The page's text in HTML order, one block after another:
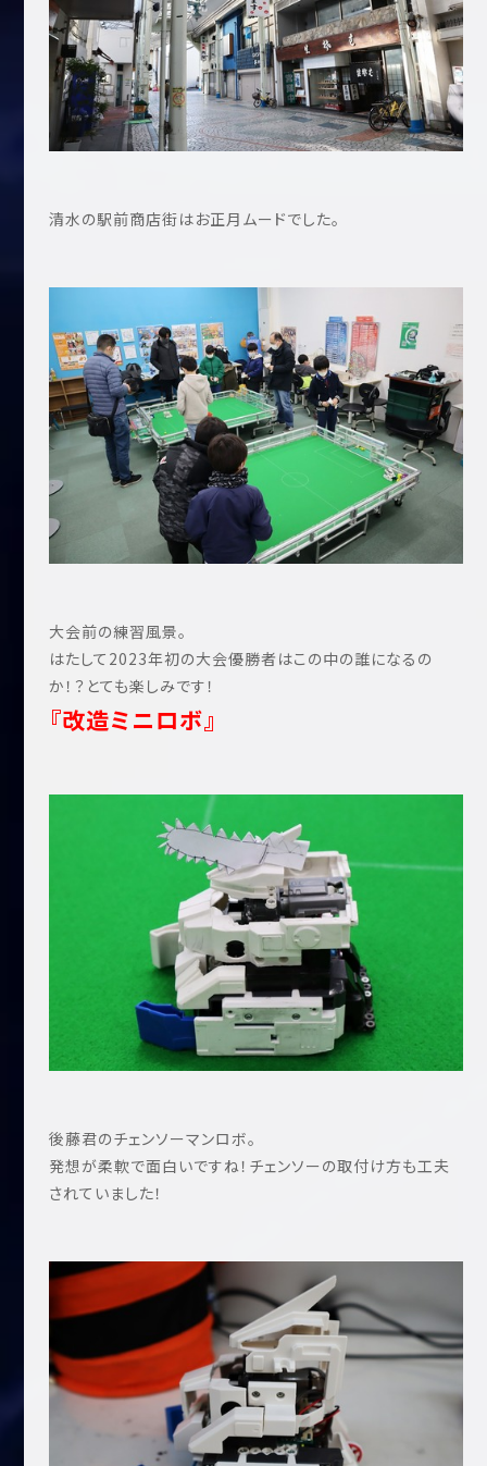
清水の駅前商店街はお正月ムードでした。
大会前の練習風景。
はたして2023年初の大会優勝者はこの中の誰になるの
か！？とても楽しみです！
『改造ミニロボ』
後藤君のチェンソーマンロボ。
発想が柔軟で面白いですね！チェンソーの取付け方も工夫
されていました！